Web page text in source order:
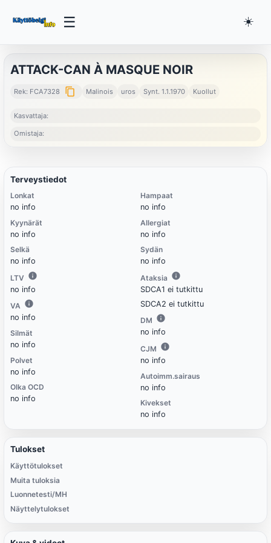
☰ ☀️
ATTACK-CAN À MASQUE NOIR
Rek: FCA7328 content_copy Malinois uros Synt. 1.1.1970 Kuollut
Kasvattaja:
Omistaja:
Terveystiedot
Lonkat
no info
Kyynärät
no info
Selkä
no info
LTV
no info
VA
no info
Silmät
no info
Polvet
no info
Olka OCD
no info
Hampaat
no info
Allergiat
no info
Sydän
no info
Ataksia
SDCA1 ei tutkittu
SDCA2 ei tutkittu
DM
no info
CJM
no info
Autoimm.sairaus
no info
Kivekset
no info
Tulokset
Käyttötulokset
Muita tuloksia
Luonnetesti/MH
Näyttelytulokset